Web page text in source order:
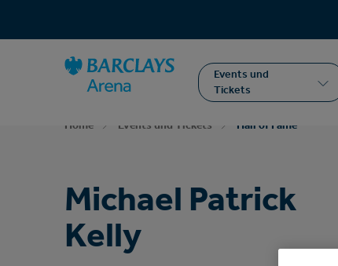
Barrierefreiheit
Barclays Arena
Events und
Tickets
Home Events und Tickets Hall of Fame
Michael Patrick
Kelly